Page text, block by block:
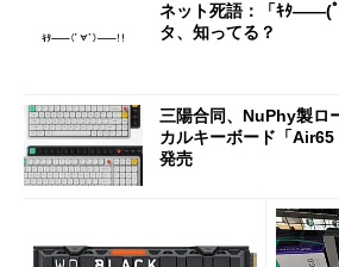
ネット死語：「ｷﾀ
タ、知ってる？
三陽合同、NuPhy製ロ
カルキーボード「
発売